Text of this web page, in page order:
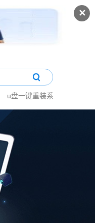
✕
u盘一键重装系